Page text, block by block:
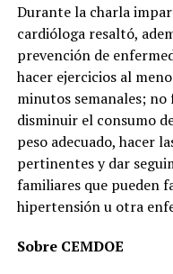
Durante la charla
cardióloga resaltó,
prevención de
hacer ejercicios al
minutos semanales;
disminuir el consumo
peso adecuado, hacer
pertinentes y dar
familiares que pueden
hipertensión u otra
Sobre CEMDOE